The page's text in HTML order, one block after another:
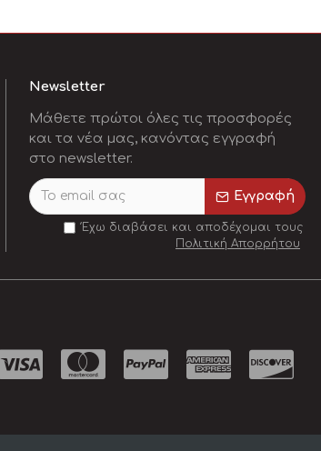
Newsletter
Μάθετε πρώτοι όλες τις προσφορές
και τα νέα μας, κανόντας εγγραφή
στο newsletter.
Εγγραφή
Έχω διαβάσει και αποδέχομαι τους
Πολιτική Απορρήτου